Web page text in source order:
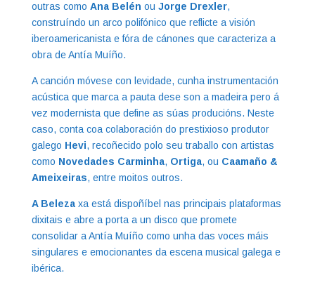
outras como Ana Belén ou Jorge Drexler,
construíndo un arco polifónico que reflicte a visión
iberoamericanista e fóra de cánones que caracteriza a
obra de Antía Muíño.
A canción móvese con levidade, cunha instrumentación
acústica que marca a pauta dese son a madeira pero á
vez modernista que define as súas producións. Neste
caso, conta coa colaboración do prestixioso produtor
galego Hevi, recoñecido polo seu traballo con artistas
como Novedades Carminha, Ortiga, ou Caamaño &
Ameixeiras, entre moitos outros.
A Belezaxa está dispoñíbel nas principais plataformas
dixitais e abre a porta a un disco que promete
consolidar a Antía Muíño como unha das voces máis
singulares e emocionantes da escena musical galega e
ibérica.